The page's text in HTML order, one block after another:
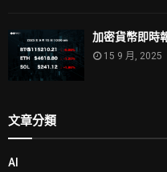
加密貨幣即時
15 9 月, 2025
文章分類
AI